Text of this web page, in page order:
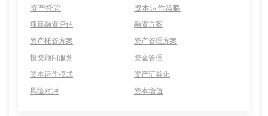
资产托管
资本运作策略
项目融资评估
融资方案
资产托管方案
资产管理方案
投资顾问服务
资金管理
资本运作模式
资产证券化
风险对冲
资本增值